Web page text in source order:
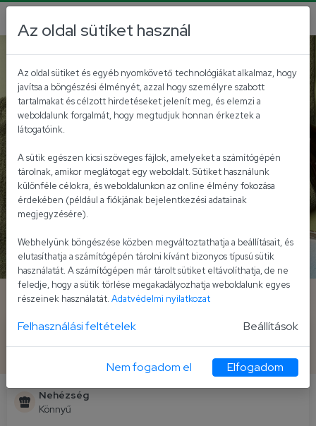
Corn dog
Nehézség
Könnyű
Az oldal sütiket használ
Az oldal sütiket és egyéb nyomkövető technológiákat alkalmaz, hogy
javítsa a böngészési élményét, azzal hogy személyre szabott
tartalmakat és célzott hirdetéseket jelenít meg, és elemzi a
weboldalunk forgalmát, hogy megtudjuk honnan érkeztek a
látogatóink.
A sütik egészen kicsi szöveges fájlok, amelyeket a számítógépén
tárolnak, amikor meglátogat egy weboldalt. Sütiket használunk
különféle célokra, és weboldalunkon az online élmény fokozása
érdekében (például a fiókjának bejelentkezési adatainak
megjegyzésére).
Webhelyünk böngészése közben megváltoztathatja a beállításait, és
elutasíthatja a számítógépén tárolni kívánt bizonyos típusú sütik
használatát. A számítógépen már tárolt sütiket eltávolíthatja, de ne
feledje, hogy a sütik törlése megakadályozhatja weboldalunk egyes
részeinek használatát. Adatvédelmi nyilatkozat
Felhasználási feltételek Beállítások
Nem fogadom el Elfogadom